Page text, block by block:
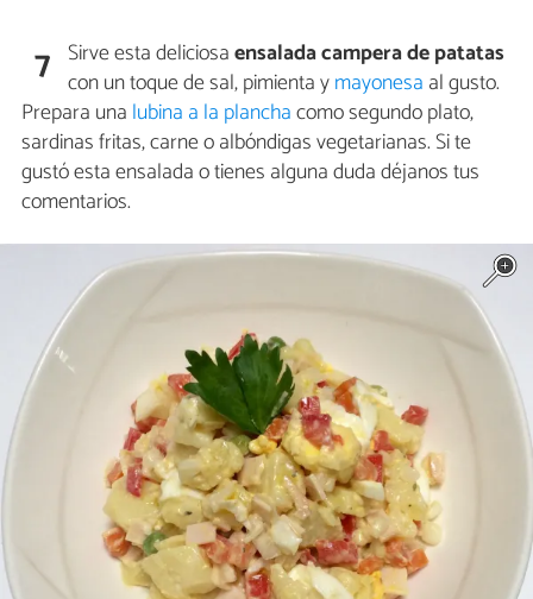
7 Sirve esta deliciosaensalada campera de patatas
con un toque de sal, pimienta ymayonesa al gusto.
Prepara una lubina a la planchacomo segundo plato,
sardinas fritas, carne o albóndigas vegetarianas. Si te
gustó esta ensalada o tienes alguna duda déjanos tus
comentarios.